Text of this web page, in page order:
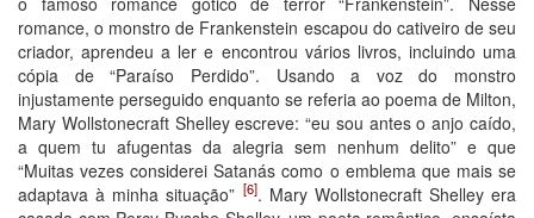
romance, o monstro de Frankenstein escapou do cativeiro de seu
criador, aprendeu a ler e encontrou vários livros, incluindo uma
cópia de “Paraíso Perdido”. Usando a voz do monstro
injustamente perseguido enquanto se referia ao poema de Milton,
Mary Wollstonecraft Shelley escreve: “eu sou antes o anjo caído,
a quem tu afugentas da alegria sem nenhum delito” e que
“Muitas vezes considerei Satanás como o emblema que mais se
adaptava à minha situação” [6]. Mary Wollstonecraft Shelley era